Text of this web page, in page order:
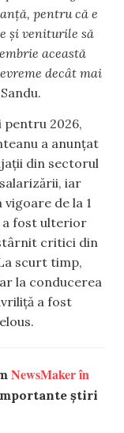
pentru că e
și veniturile să
această
decât mai
pentru 2026,
a anunțat
din sectorul
iar
de la 1
a fost ulterior
critici din
scurt timp,
la conducerea
a fost
NewsMaker în
știri